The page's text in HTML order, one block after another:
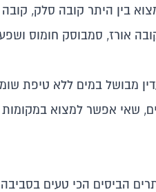
בין היתר קובה סלק, קובה
אורז, סמבוסק חומוס ושפע
מבושל במים ללא טיפת
שאי אפשר למצוא במקומות
הביסים הכי טעים